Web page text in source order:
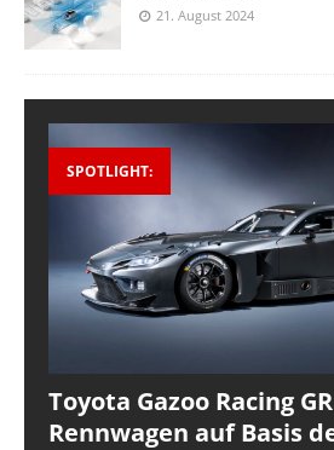
21. August 2024
SPOTLIGHT:
Toyota Gazoo Racing
Rennwagen auf Basis